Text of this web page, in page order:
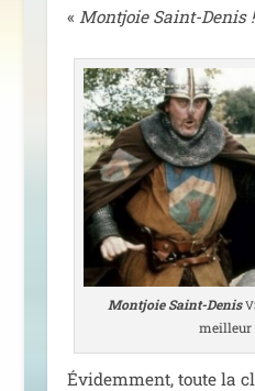
« Montjoie Saint-Denis !
Montjoie Saint-Denis
meilleur
Évidemment, toute la